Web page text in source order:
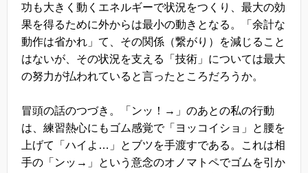
功も大きく動くエネルギーで状況をつくり、最大の効
果を得るために外からは最小の動きとなる。「余計な
動作は省かれ」て、その関係（繋がり）を減じること
はないが、その状況を支える「技術」については最大
の努力が払われていると言ったところだろうか。
冒頭の話のつづき。「ンッ！→」のあとの私の行動
は、練習熱心にもゴム感覚で「ヨッコイショ」と腰を
上げて「ハイよ…」とブツを手渡すである。これは相
手の「ンッ→」という意念のオノマトペでゴムを引か